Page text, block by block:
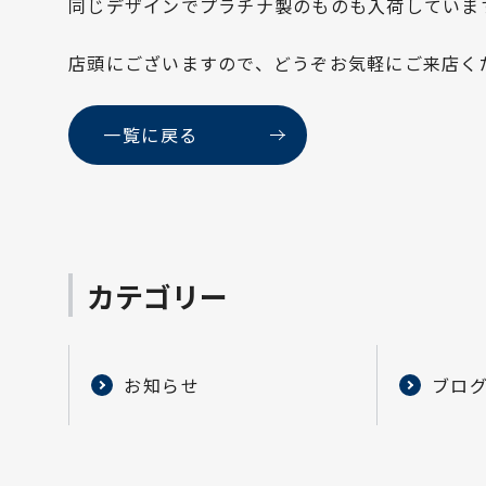
同じデザインでプラチナ製のものも入荷していま
店頭にございますので、どうぞお気軽にご来店く
一覧に戻る
カテゴリー
お知らせ ブログ